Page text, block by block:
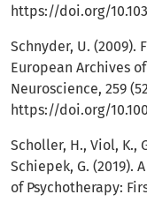
https://doi.org/
Schnyder, U. (2009).
European Archives
Neuroscience, 259
https://doi.org/
Scholler, H., Viol, K.,
Schiepek, G. (2019).
of Psychotherapy: